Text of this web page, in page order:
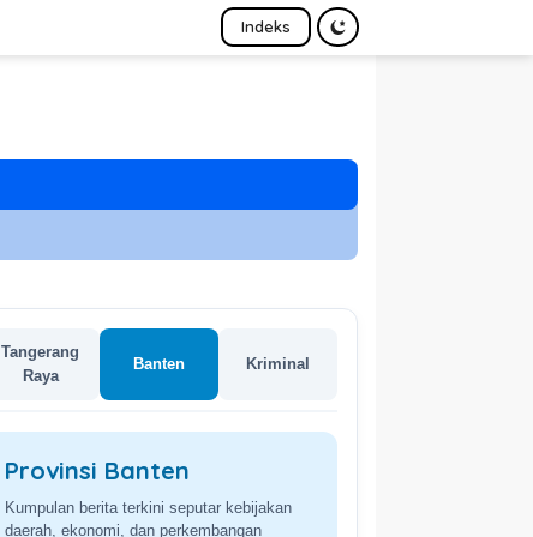
Indeks
Tangerang
Raya
Banten Kriminal
Provinsi Banten
Kumpulan berita terkini seputar kebijakan
daerah, ekonomi, dan perkembangan